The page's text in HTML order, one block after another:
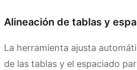
Alineación de tablas y
La herramienta ajusta
de las tablas y el espaciado